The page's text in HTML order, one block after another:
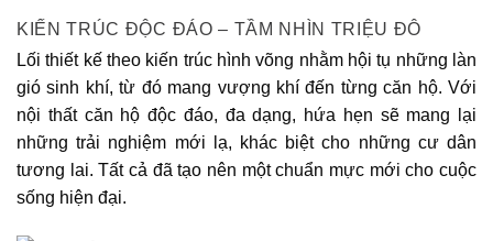
KIẾN TRÚC ĐỘC ĐÁO – TẦM NHÌN TRIỆU ĐÔ
Lối thiết kế theo kiến trúc hình võng nhằm hội tụ những làn
gió sinh khí, từ đó mang vượng khí đến từng căn hộ. Với
nội thất căn hộ độc đáo, đa dạng, hứa hẹn sẽ mang lại
những trải nghiệm mới lạ, khác biệt cho những cư dân
tương lai. Tất cả đã tạo nên một chuẩn mực mới cho cuộc
sống hiện đại.